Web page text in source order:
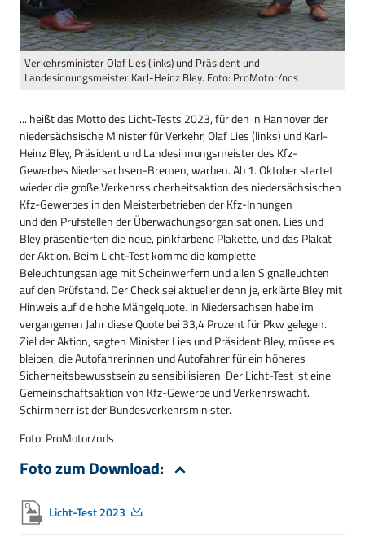
Verkehrsminister Olaf Lies (links) und Präsident und
Landesinnungsmeister Karl-Heinz Bley. Foto: ProMotor/nds
... heißt das Motto des Licht-Tests 2023, für den in Hannover der
niedersächsische Minister für Verkehr, Olaf Lies (links) und Karl-
Heinz Bley, Präsident und Landesinnungsmeister des Kfz-
Gewerbes Niedersachsen-Bremen, warben. Ab 1. Oktober startet
wieder die große Verkehrssicherheitsaktion des niedersächsischen
Kfz-Gewerbes in den Meisterbetrieben der Kfz-Innungen
und den Prüfstellen der Überwachungs­organisationen. Lies und
Bley präsentierten die neue, pinkfarbene Plakette, und das Plakat
der Aktion. Beim Licht-Test komme die komplette
Beleuchtungsanlage mit Scheinwerfern und allen Signalleuchten
auf den Prüfstand. Der Check sei aktueller denn je, erklärte Bley mit
Hinweis auf die hohe Mängelquote. In Niedersachsen habe im
vergangenen Jahr diese Quote bei 33,4 Prozent für Pkw gelegen.
Ziel der Aktion, sagten Minister Lies und Präsident Bley, müsse es
bleiben, die Autofahrerinnen und Autofahrer für ein höheres
Sicherheitsbewusstsein zu sensibilisieren. Der Licht-Test ist eine
Gemeinschaftsaktion von Kfz-Gewerbe und Verkehrswacht.
Schirmherr ist der Bundesverkehrsminister.
Foto: ProMotor/nds
Foto zum Download:
Licht-Test 2023